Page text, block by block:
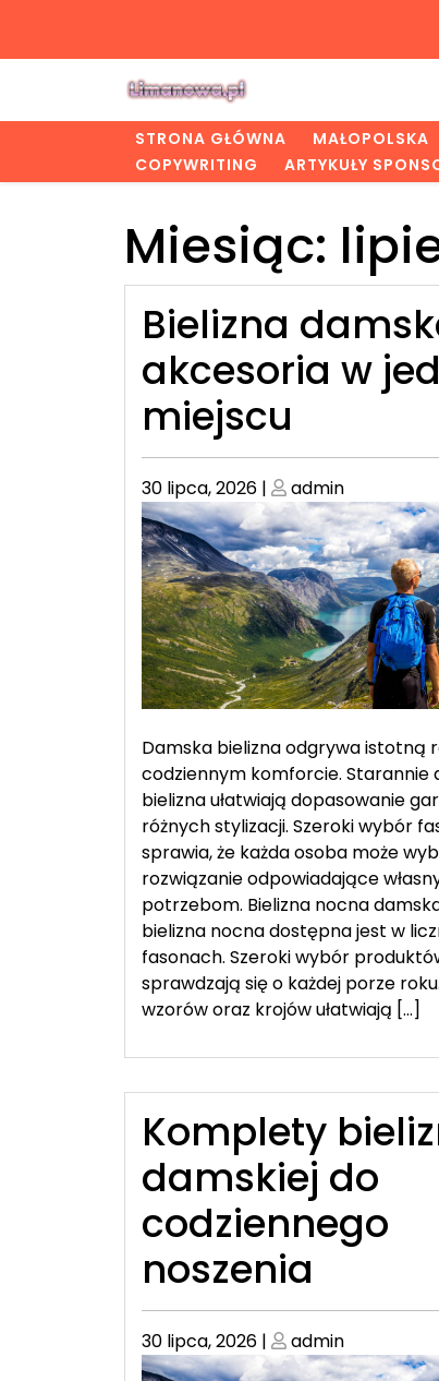
content
STRONA GŁÓWNA MAŁOPOLSKA
COPYWRITING
ARTYKUŁY
Miesiąc:
Bielizna
akcesoria w
miejscu
Posted
on
30 lipca, 2026 | Posted
on
admin
Damska bielizna odgrywa istotną
codziennym komforcie. Starannie
bielizna ułatwiają dopasowanie
różnych stylizacji. Szeroki wybór
sprawia, że każda osoba może
rozwiązanie odpowiadające
potrzebom. Bielizna nocna
bielizna nocna dostępna jest w
fasonach. Szeroki wybór
sprawdzają się o każdej porze
wzorów oraz krojów ułatwiają […]
Komplety
damskiej do
codziennego
noszenia
Posted
on
30 lipca, 2026 | Posted
on
admin